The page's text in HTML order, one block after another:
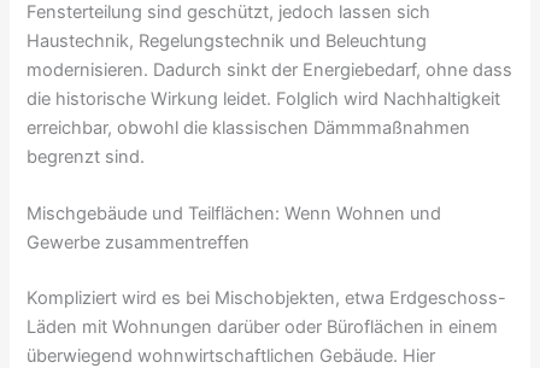
Fensterteilung sind geschützt, jedoch lassen sich
Haustechnik, Regelungstechnik und Beleuchtung
modernisieren. Dadurch sinkt der Energiebedarf, ohne dass
die historische Wirkung leidet. Folglich wird Nachhaltigkeit
erreichbar, obwohl die klassischen Dämmmaßnahmen
begrenzt sind.
Mischgebäude und Teilflächen: Wenn Wohnen und
Gewerbe zusammentreffen
Kompliziert wird es bei Mischobjekten, etwa Erdgeschoss-
Läden mit Wohnungen darüber oder Büroflächen in einem
überwiegend wohnwirtschaftlichen Gebäude. Hier